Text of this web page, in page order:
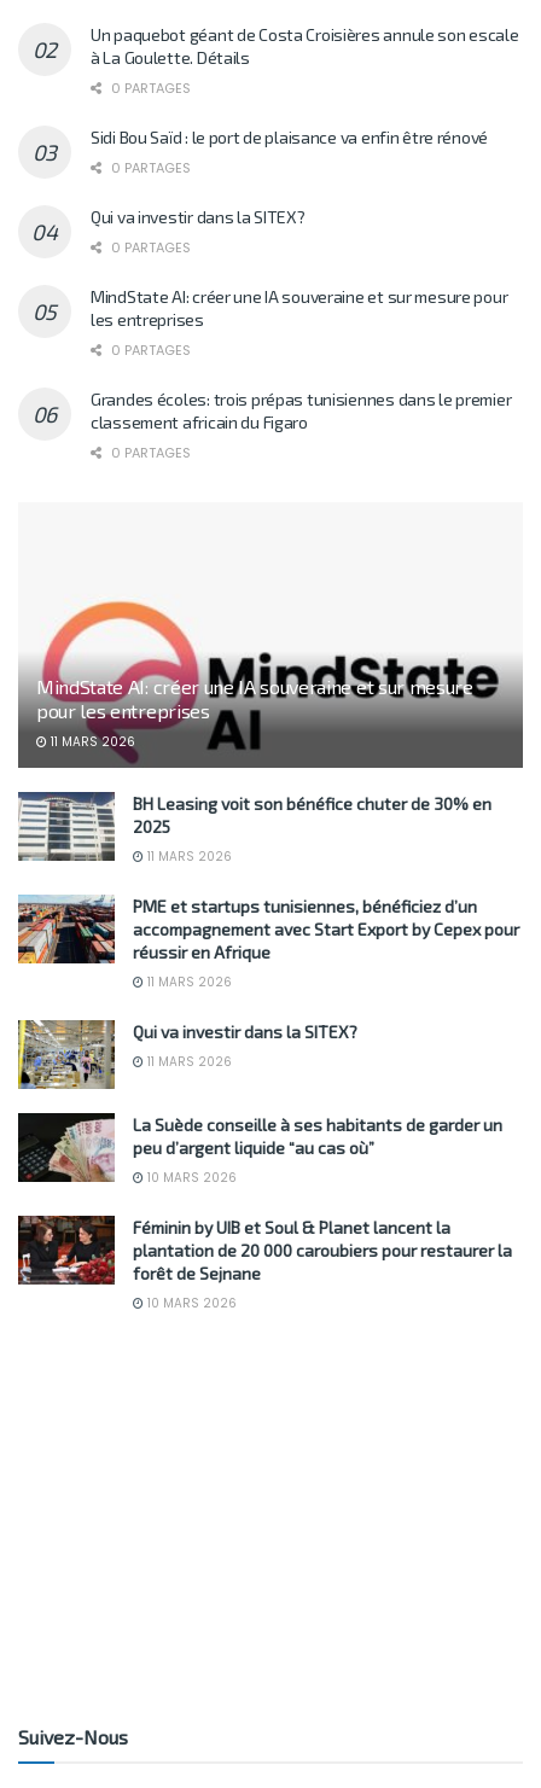
Un paquebot géant de Costa Croisières annule son escale
à La Goulette. Détails
0 PARTAGES
Sidi Bou Saïd : le port de plaisance va enfin être rénové
0 PARTAGES
Qui va investir dans la SITEX?
0 PARTAGES
MindState AI: créer une IA souveraine et sur mesure pour
les entreprises
0 PARTAGES
Grandes écoles: trois prépas tunisiennes dans le premier
classement africain du Figaro
0 PARTAGES
MindState AI: créer une IA souveraine et sur mesure
pour les entreprises
11 MARS 2026
BH Leasing voit son bénéfice chuter de 30% en
2025
11 MARS 2026
PME et startups tunisiennes, bénéficiez d’un
accompagnement avec Start Export by Cepex pour
réussir en Afrique
11 MARS 2026
Qui va investir dans la SITEX?
11 MARS 2026
La Suède conseille à ses habitants de garder un
peu d’argent liquide “au cas où”
10 MARS 2026
Féminin by UIB et Soul & Planet lancent la
plantation de 20 000 caroubiers pour restaurer la
forêt de Sejnane
10 MARS 2026
Suivez-Nous